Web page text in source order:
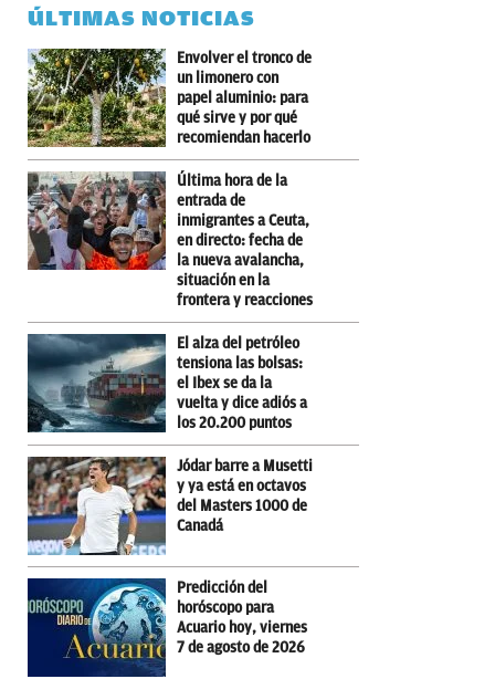
ÚLTIMAS NOTICIAS
Envolver el tronco de
un limonero con
papel aluminio: para
qué sirve y por qué
recomiendan hacerlo
Última hora de la
entrada de
inmigrantes a Ceuta,
en directo: fecha de
la nueva avalancha,
situación en la
frontera y reacciones
El alza del petróleo
tensiona las bolsas:
el Ibex se da la
vuelta y dice adiós a
los 20.200 puntos
Jódar barre a Musetti
y ya está en octavos
del Masters 1000 de
Canadá
Predicción del
horóscopo para
Acuario hoy, viernes
7 de agosto de 2026